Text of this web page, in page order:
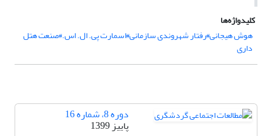
کلیدواژه‌ها
هوش هیجانی#رفتار شهروندی سازمانی#اسمارت پی. ال. اس.#صنعت هتل­
داری
دوره 8، شماره 16
پاییز 1399